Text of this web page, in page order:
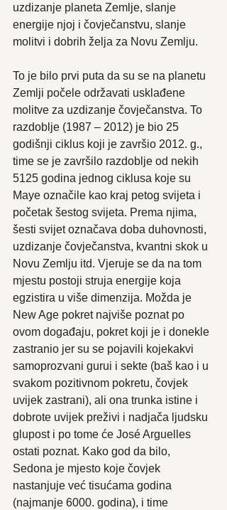
uzdizanje planeta Zemlje, slanje
energije njoj i čovječanstvu, slanje
molitvi i dobrih želja za Novu Zemlju.
To je bilo prvi puta da su se na planetu
Zemlji počele održavati usklađene
molitve za uzdizanje čovječanstva. To
razdoblje (1987 – 2012) je bio 25
godišnji ciklus koji je završio 2012. g.,
time se je završilo razdoblje od nekih
5125 godina jednog ciklusa koje su
Maye označile kao kraj petog svijeta i
početak šestog svijeta. Prema njima,
šesti svijet označava doba duhovnosti,
uzdizanje čovječanstva, kvantni skok u
Novu Zemlju itd. Vjeruje se da na tom
mjestu postoji struja energije koja
egzistira u više dimenzija. Možda je
New Age pokret najviše poznat po
ovom događaju, pokret koji je i donekle
zastranio jer su se pojavili kojekakvi
samoprozvani gurui i sekte (baš kao i u
svakom pozitivnom pokretu, čovjek
uvijek zastrani), ali ona trunka istine i
dobrote uvijek preživi i nadjača ljudsku
glupost i po tome će José Arguelles
ostati poznat. Kako god da bilo,
Sedona je mjesto koje čovjek
nastanjuje već tisućama godina
(najmanje 6000. godina), i time